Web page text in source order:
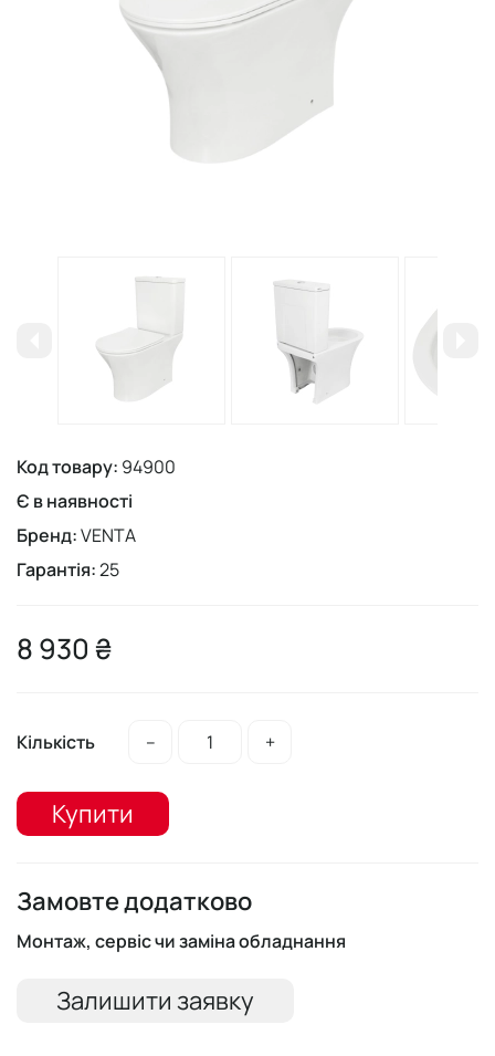
Код товару: 94900
Є в наявності
Бренд:VENTA
Гарантія:25
8 930 ₴
Кількість – +
Купити
Замовте додатково
Монтаж, сервіс чи заміна обладнання
Залишити заявку